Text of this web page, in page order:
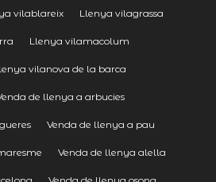
vilablareix Llenya vilagrassa
Llenya vilamacolum
vilanova de la barca
de llenya a arbucies
Venda de llenya a pau
Venda de llenya alella